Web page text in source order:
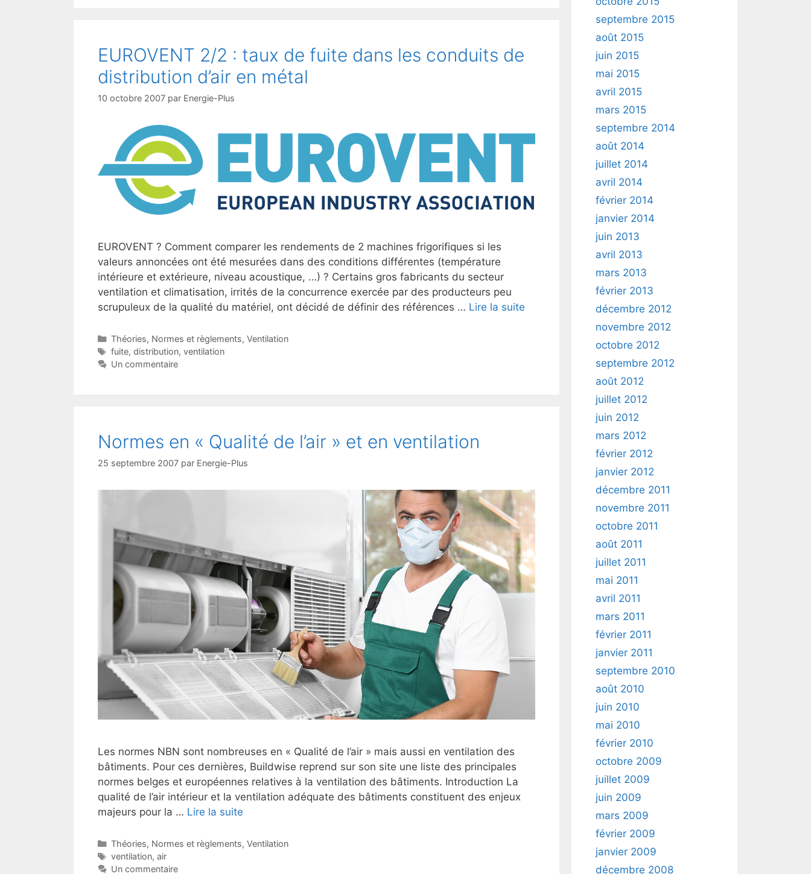
EUROVENT 2/2 : taux de fuite dans les conduits de
distribution d’air en métal
10 octobre 2007 par Energie-Plus
EUROVENT ? Comment comparer les rendements de 2 machines frigorifiques si les
valeurs annoncées ont été mesurées dans des conditions différentes (température
intérieure et extérieure, niveau acoustique, …) ? Certains gros fabricants du secteur
ventilation et climatisation, irrités de la concurrence exercée par des producteurs peu
scrupuleux de la qualité du matériel, ont décidé de définir des références … Lire la suite
Catégories
Théories, Normes et règlements, Ventilation
Étiquettes
fuite, distribution, ventilation
Un commentaire
Normes en « Qualité de l’air » et en ventilation
25 septembre 2007 par Energie-Plus
Les normes NBN sont nombreuses en « Qualité de l’air » mais aussi en ventilation des
bâtiments. Pour ces dernières, Buildwise reprend sur son site une liste des principales
normes belges et européennes relatives à la ventilation des bâtiments. Introduction La
qualité de l’air intérieur et la ventilation adéquate des bâtiments constituent des enjeux
majeurs pour la … Lire la suite
Catégories
Théories, Normes et règlements, Ventilation
Étiquettes
ventilation, air
Un commentaire
septembre 2015
août 2015
juin 2015
mai 2015
avril 2015
mars 2015
septembre 2014
août 2014
juillet 2014
avril 2014
février 2014
janvier 2014
juin 2013
avril 2013
mars 2013
février 2013
décembre 2012
novembre 2012
octobre 2012
septembre 2012
août 2012
juillet 2012
juin 2012
mars 2012
février 2012
janvier 2012
décembre 2011
novembre 2011
octobre 2011
août 2011
juillet 2011
mai 2011
avril 2011
mars 2011
février 2011
janvier 2011
septembre 2010
août 2010
juin 2010
mai 2010
février 2010
octobre 2009
juillet 2009
juin 2009
mars 2009
février 2009
janvier 2009
décembre 2008